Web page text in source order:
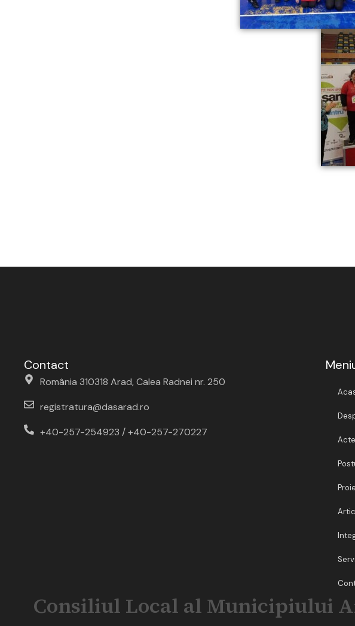
Contact
România 310318 Arad, Calea Radnei nr. 250
registratura@dasarad.ro
+40-257-254923 / +40-257-270227
Consiliul Local al Municipiului